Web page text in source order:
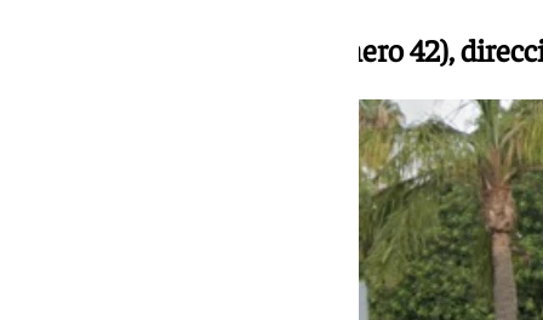
Avenida de Andalucía (número 42),